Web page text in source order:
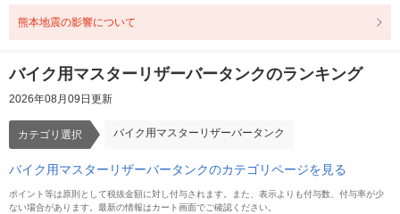
熊本地震の影響について
バイク用マスターリザーバータンクのランキング
2026年08月09日更新
カテゴリ選択 バイク用マスターリザーバータンク
バイク用マスターリザーバータンクのカテゴリページを見る
ポイント等は原則として税抜金額に対し付与されます。また、表示よりも付与数、付与率が少
ない場合があります。最新の情報はカート画面でご確認ください。